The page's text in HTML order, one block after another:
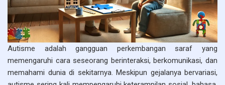
Autisme adalah gangguan perkembangan saraf yang
memengaruhi cara seseorang berinteraksi, berkomunikasi, dan
memahami dunia di sekitarnya. Meskipun gejalanya bervariasi,